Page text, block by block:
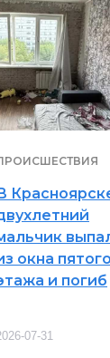
окна пятого
и погиб
07-31